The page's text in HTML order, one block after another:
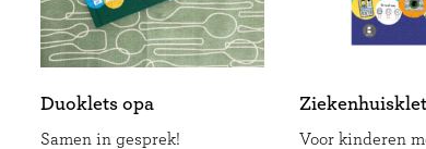
Duoklets opa
Samen in gesprek!
Voor kinderen